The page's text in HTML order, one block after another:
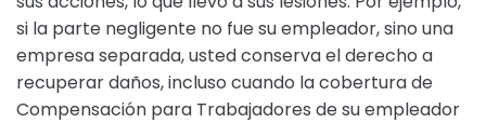
si la parte negligente no fue su empleador, sino una
empresa separada, usted conserva el derecho a
recuperar daños, incluso cuando la cobertura de
Compensación para Trabajadores de su empleador